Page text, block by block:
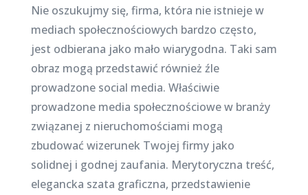
Nie oszukujmy się, firma, która nie istnieje w
mediach społecznościowych bardzo często,
jest odbierana jako mało wiarygodna. Taki sam
obraz mogą przedstawić również źle
prowadzone social media. Właściwie
prowadzone media społecznościowe w branży
związanej z nieruchomościami mogą
zbudować wizerunek Twojej firmy jako
solidnej i godnej zaufania. Merytoryczna treść,
elegancka szata graficzna, przedstawienie